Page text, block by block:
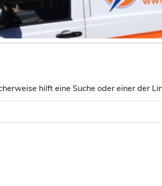
hilft eine Suche oder einer der